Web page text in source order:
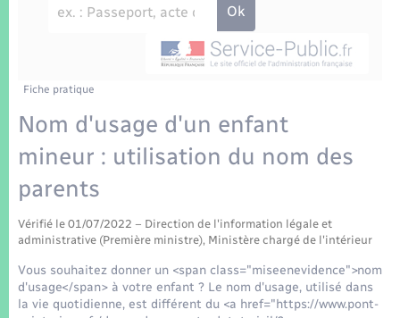
Etat-civil - Papiers - Citoyenneté
Parrainage civil
Loisirs
Nouvel habitant
Numérique
Organisation d’événement
Transports scolaires
Travaux - Autorisation d’occupation de l’espace
Plan interactif
Présentation de la commune
Patrimoine – Histoire
Publications
La Communauté de communes
Fiche pratique
Nom d'usage d'un enfant
mineur : utilisation du nom des
parents
Vérifié le 01/07/2022 – Direction de l'information légale et
administrative (Première ministre), Ministère chargé de l'intérieur
Vous souhaitez donner un <span class="miseenevidence">nom
d'usage</span> à votre enfant ? Le nom d'usage, utilisé dans
la vie quotidienne, est différent du <a href="https://www.pont-